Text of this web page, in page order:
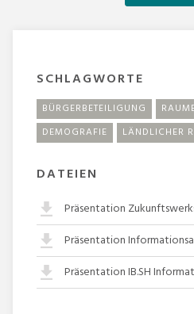
SCHLAGWORTE
BÜRGERBETEILIGUNG
DEMOGRAFIE
LÄNDLICHER
DATEIEN
Präsentation
Präsentation
Präsentation IB.SH